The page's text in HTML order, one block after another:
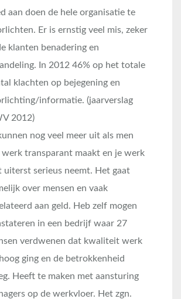
aan doen de hele organisatie te
Er is ernstig veel mis, zeker
klanten benadering en
In 2012 46% op het totale
klachten op bejegening en
informatie. (jaarverslag
2012)
nog veel meer uit als men
werk transparant maakt en je werk
uiterst serieus neemt. Het gaat
over mensen en vaak
aan geld. Heb zelf mogen
in een bedrijf waar 27
verdwenen dat kwaliteit werk
ging en de betrokkenheid
Heeft te maken met aansturing
op de werkvloer. Het zgn.